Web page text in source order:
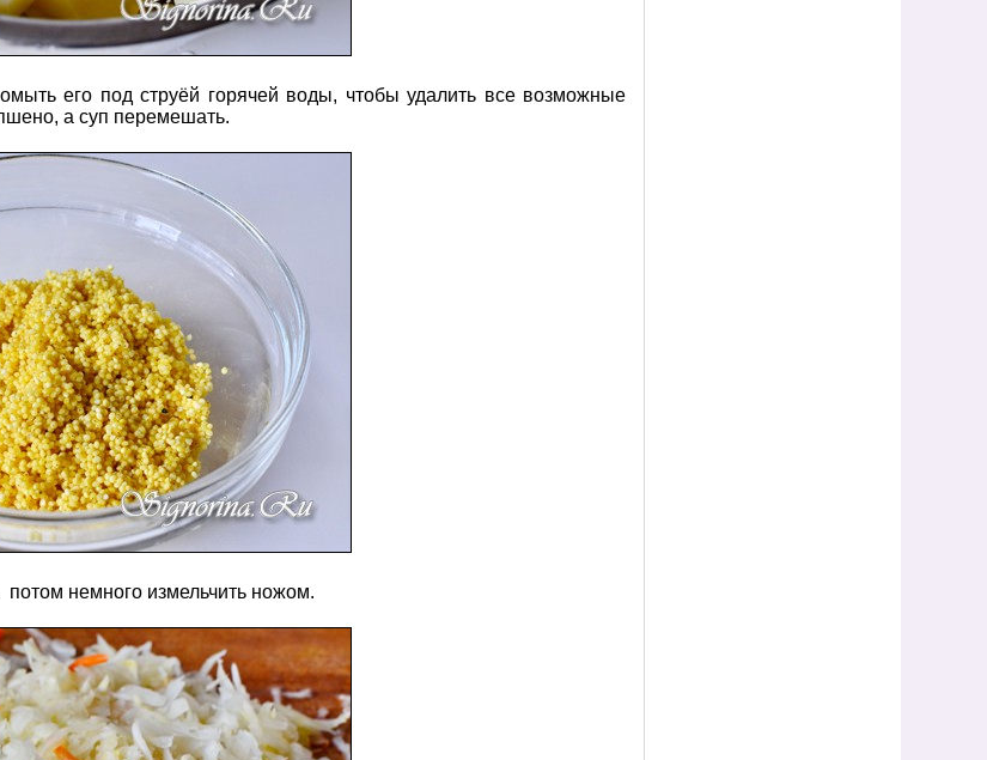
его под струёй горячей воды, чтобы удалить все возможные
а суп перемешать.
немного измельчить ножом.